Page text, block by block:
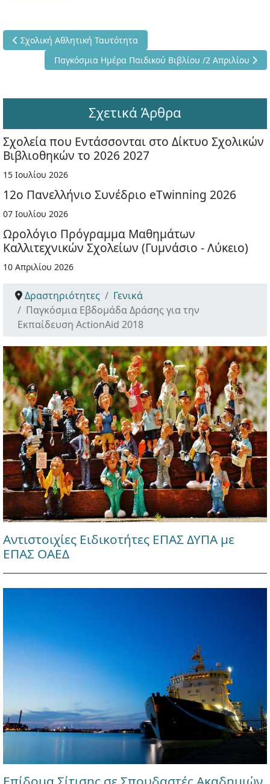
Προηγούμενο άρθρο: Σχολική Αθλητική Ταυτότητα
Σχολική Αθλητική Ταυτότητα
Επόμενο άρθρο: Παγκόσμια Ημέρα Παιδικού Βιβλίου
Παγκόσμια Ημέρα Παιδικού Βιβλίου /2 Απριλίου
Σχετικά Άρθρα
Σχολεία που Εντάσσονται στο Δίκτυο Σχολικών
Βιβλιοθηκών το 2026 2027
15 Ιουλίου 2026
12ο Πανελλήνιο Συνέδριο eTwinning 2026
07 Ιουλίου 2026
Ωρολόγιο Πρόγραμμα Μαθημάτων
Καλλιτεχνικών Σχολείων (Γυμνάσιο - Λύκειο)
10 Απριλίου 2026
Δραστηριότητες
Γενικά
Παγκόσμια Εβδομάδα Δράσης για την
Εκπαίδευση ActionAid 2018
Αντιστοιχίες Ειδικοτήτες ΕΠΑΣ ΔΥΠΑ με
ΕΠΑΣ ΟΑΕΔ